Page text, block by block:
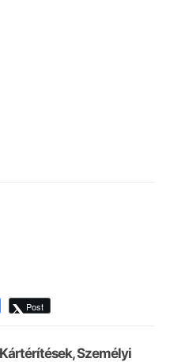
Post
Személyi